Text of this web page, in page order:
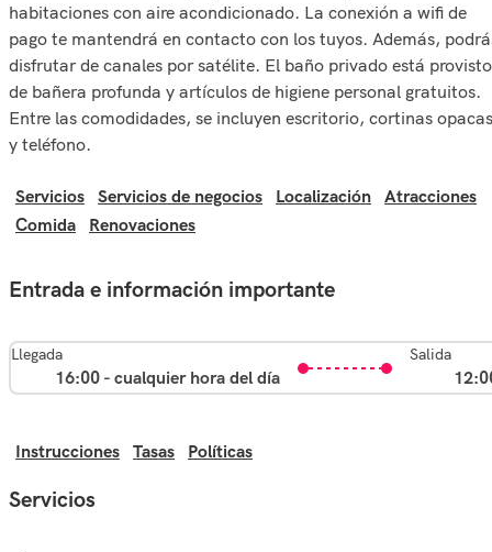
habitaciones con aire acondicionado. La conexión a wifi de
pago te mantendrá en contacto con los tuyos. Además,
disfrutar de canales por satélite. El baño privado está provisto
de bañera profunda y artículos de higiene personal gratuitos.
Entre las comodidades, se incluyen escritorio, cortinas opacas
y teléfono.
Servicios Servicios de negocios Localización
Atracciones
Comida
Renovaciones
Entrada e información importante
Llegada
16:00 - cualquier hora del día
Salida
Instrucciones Tasas Políticas
Servicios